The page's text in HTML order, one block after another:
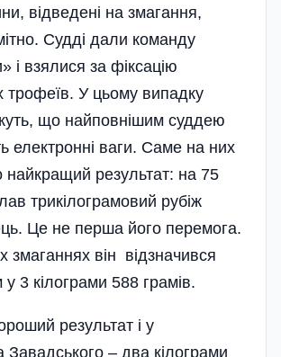
відведені на змагання,
Судді дали команду
і взялися за фіксацію
трофеїв. У цьому випадку
що найповні­шим суддею
електронні ваги. Саме на них
найкращий результат: на 75
трикілограмовий рубіж
Це не перша його перемога.
змаганнях він відзначився
у 3 кіло­грами 588 грамів.
результат і у
– два кілограми